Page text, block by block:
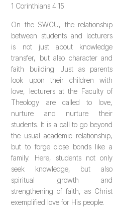
1 Corinthians 4:15
On the SWCU, the relationship
between students and lecturers
is not just about knowledge
transfer, but also character and
faith building. Just as parents
look upon their children with
love, lecturers at the Faculty of
Theology are called to love,
nurture and nurture their
students. It is a call to go beyond
the usual academic relationship,
but to forge close bonds like a
family. Here, students not only
seek knowledge, but also
spiritual growth and
strengthening of faith, as Christ
exemplified love for His people.